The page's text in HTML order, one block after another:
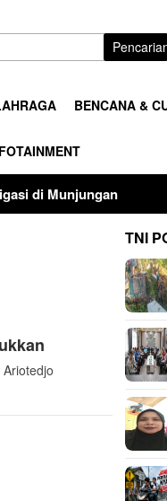
BENCANA &
Universitas
TNI